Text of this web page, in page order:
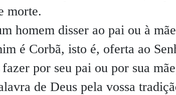
morte.
homem disser ao pai ou à
é Corbã, isto é, oferta ao
por seu pai ou por sua
de Deus pela vossa